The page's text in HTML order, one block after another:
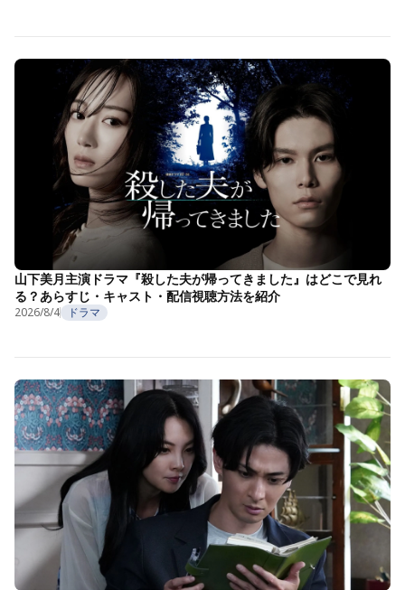
山下美月主演ドラマ『殺した夫が帰ってきました』はどこで見れ
る？あらすじ・キャスト・配信視聴方法を紹介
2026/8/4 ドラマ